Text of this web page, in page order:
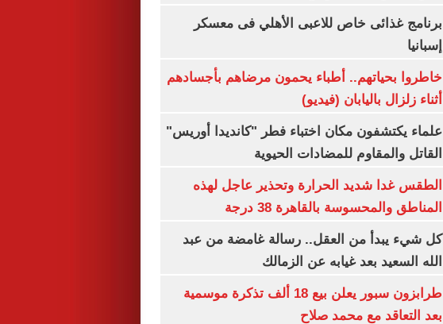
برنامج غذائى خاص للاعبى الأهلي فى معسكر
إسبانيا
خاطروا بحياتهم.. أطباء يحمون مرضاهم بأجسادهم
أثناء زلزال باليابان (فيديو)
علماء يكتشفون مكان اختباء فطر "كانديدا أوريس"
القاتل والمقاوم للمضادات الحيوية
الطقس غدا شديد الحرارة وتحذير عاجل لهذه
المناطق والمحسوسة بالقاهرة 38 درجة
كل شيء يبدأ من العقل.. رسالة غامضة من عبد
الله السعيد بعد غيابه عن الزمالك
طرابزون سبور يعلن بيع 18 ألف تذكرة موسمية
بعد التعاقد مع محمد صلاح